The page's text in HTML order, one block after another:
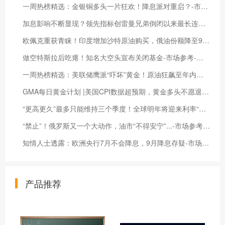
一周热榜精选：金银铜多头一片狂欢！降息派对重启？-市场参考-晟峰科技数据
加息影响不断显现？领先指标创雷曼兄弟倒闭以来最长连跌纪录-市场参考-晟峰科技数据
欧佩克重获青睐！印度增加沙特原油购买，俄油份额降至9个月新低！-市场参考-晟峰科技数据
做空特斯拉后吃瘪！知名大空头宣布关闭基金-市场参考-晟峰科技数据
一周热榜精选：美联储鹰派“吓坏”黄金！原油狂飙至年内最高价！-市场参考-晟峰科技数据
GMA每日黄金计划 |美国CPI数据超预期，黄金多头不愿退场？-市场参考-晟峰科技数据
“更高更久”最多只能维持三个季度！全球明年将迎来利率“悬崖”-市场参考-晟峰科技数据
“禁止”！俄罗斯又一个大动作，油市“不得安宁”...-市场参考-晟峰科技数据
知情人士透露：欧洲央行7月不会降息，9月降息存疑-市场参考-晟峰数据
产品推荐